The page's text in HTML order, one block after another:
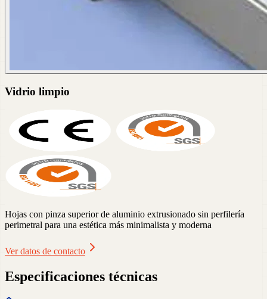
Vidrio limpio
Hojas con pinza superior de aluminio extrusionado sin perfilería
perimetral para una estética más minimalista y moderna
Ver datos de contacto
Especificaciones técnicas